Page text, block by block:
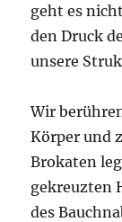
geht es
den Druck
unsere
Wir
Körper und
Brokaten
gekreuzten
des